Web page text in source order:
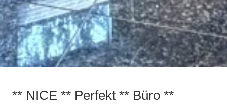
** NICE ** Perfekt ** Büro **